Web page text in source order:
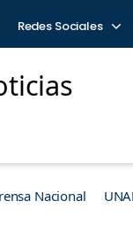
Redes Sociales
Nacional